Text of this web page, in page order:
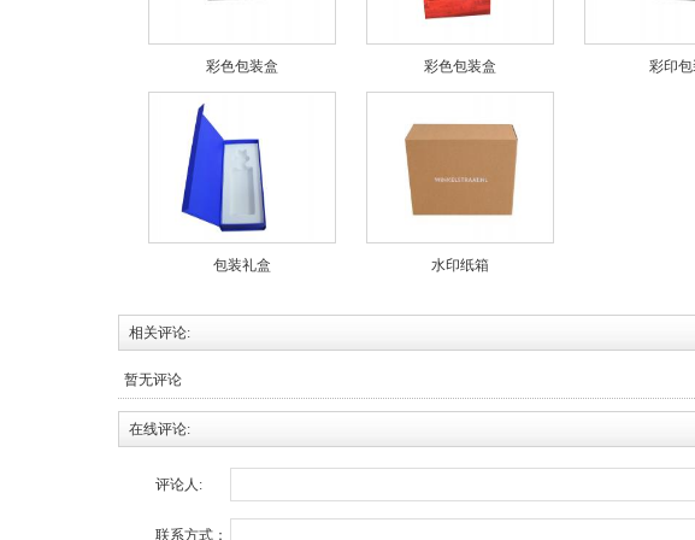
彩色包装盒 彩色包装盒 彩印包
包装礼盒 水印纸箱
相关评论:
暂无评论
在线评论:
评论人:
联系方式：